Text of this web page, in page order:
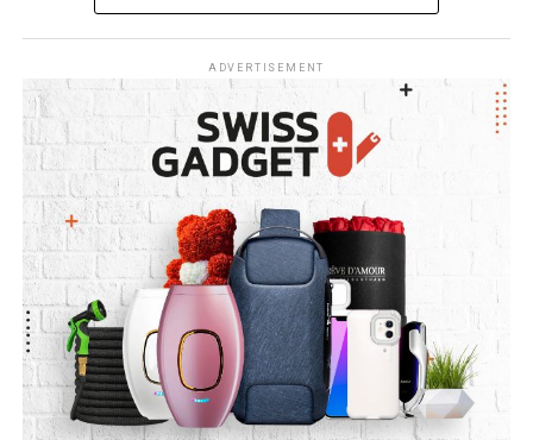
Ceará Sivil Polisi de olayla ilgili soruşturma başlattı.
ADVERTISEMENT